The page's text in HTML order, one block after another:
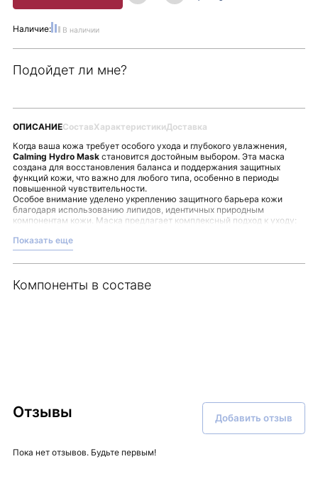
Наличие: В наличии
Подойдет ли мне?
ОПИСАНИЕСоставХарактеристикиДоставка
Когда ваша кожа требует особого ухода и глубокого увлажнения,
Calming Hydro Maskстановится достойным выбором. Эта маска
создана для восстановления баланса и поддержания защитных
функций кожи, что важно для любого типа, особенно в периоды
повышенной чувствительности.
Особое внимание уделено укреплению защитного барьера кожи
благодаря использованию липидов, идентичных природным
компонентам кожи. Маска предлагает комплексный подход к уходу:
Восстановление и поддержание гидробаланса кожи;
Стабилизация защитных функций;
Применение маски можно легко включить в свой ритуал ухода:
Показать еще
Компоненты в составе
Отзывы Добавить отзыв
Пока нет отзывов. Будьте первым!